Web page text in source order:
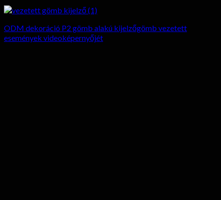
ODM dekoráció P2 gömb alakú kijelzőgömb vezetett
események videoképernyőjét